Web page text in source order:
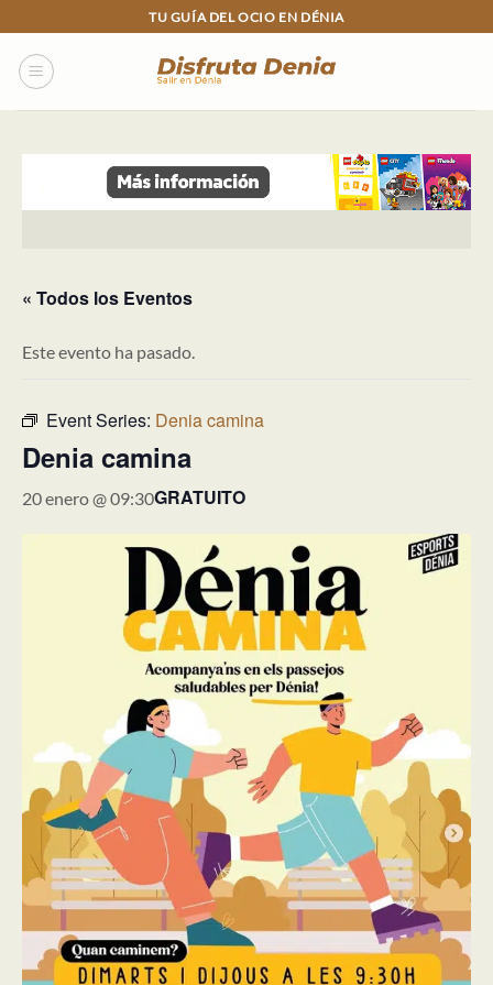
to
content
TU GUÍA DEL OCIO EN DÉNIA
« Todos los Eventos
Este evento ha pasado.
Event Series: Denia camina
Denia camina
20 enero @ 09:30GRATUITO